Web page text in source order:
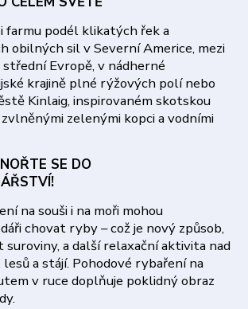
farmu podél klikatých řek a
obilných sil v Severní Americe, mezi
Evropě, v nádherné
krajině plné rýžových polí nebo
Kinlaig, inspirovaném skotskou
zelenými kopci a vodními
NOŘTE SE DO
na souši i na moři mohou
chovat ryby – což je nový způsob,
suroviny, a další relaxační aktivita nad
lesů a stájí. Pohodové rybaření na
v ruce doplňuje poklidný obraz